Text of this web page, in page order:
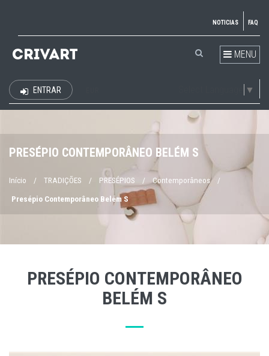
NOTICIAS FAQ
MENU
▼
ENTRAR
PRESÉPIO CONTEMPORÂNEO BELÉM S
Início / TRADIÇÕES / PRESÉPIOS / Contemporâneos /
Presépio Contemporâneo Belém S
PRESÉPIO CONTEMPORÂNEO
BELÉM S